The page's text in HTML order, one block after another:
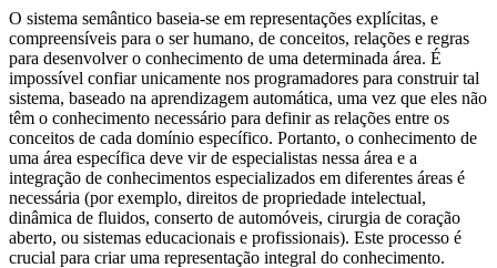
O sistema semântico baseia-se em representações explícitas, e
compreensíveis para o ser humano, de conceitos, relações e regras
para desenvolver o conhecimento de uma determinada área. É
impossível confiar unicamente nos programadores para construir tal
sistema, baseado na aprendizagem automática, uma vez que eles não
têm o conhecimento necessário para definir as relações entre os
conceitos de cada domínio específico. Portanto, o conhecimento de
uma área específica deve vir de especialistas nessa área e a
integração de conhecimentos especializados em diferentes áreas é
necessária (por exemplo, direitos de propriedade intelectual,
dinâmica de fluidos, conserto de automóveis, cirurgia de coração
aberto, ou sistemas educacionais e profissionais). Este processo é
crucial para criar uma representação integral do conhecimento.